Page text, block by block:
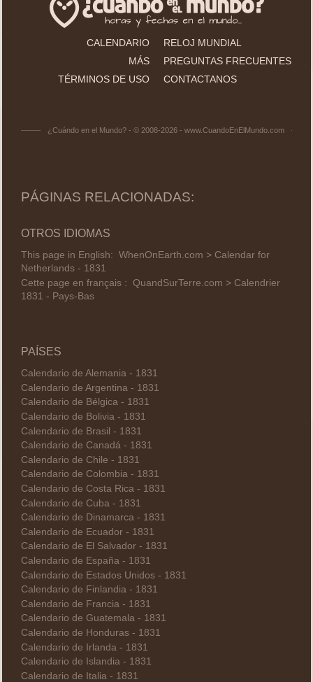
CALENDARIO
RELOJ MUNDIAL
MÁS
PREGUNTAS FRECUENTES
TÉRMINOS DE USO
CONTACTANOS
¿Cuándo en el Mundo? - © 2008-2026 - www.CuandoEnElMundo.com
PÁGINAS RELACIONADAS:
OTROS IDIOMAS
This page in English: WhenOnEarth.com > Calendar for
Netherlands - 1831
Cette page en français : QuandSurTerre.com > Calendrier
1831 - Pays-Bas
PAÍSES
Calendario de Alemania - 1831
Calendario de Argentina - 1831
Calendario de Bélgica - 1831
Calendario de Bolivia - 1831
Calendario de Brasil - 1831
Calendario de Canadá - 1831
Calendario de Chile - 1831
Calendario de Colombia - 1831
Calendario de Costa Rica - 1831
Calendario de Cuba - 1831
Calendario de Dinamarca - 1831
Calendario de Ecuador - 1831
Calendario de El Salvador - 1831
Calendario de España - 1831
Calendario de Estados Unidos - 1831
Calendario de Finlandia - 1831
Calendario de Francia - 1831
Calendario de Guatemala - 1831
Calendario de Honduras - 1831
Calendario de Irlanda - 1831
Calendario de Islandia - 1831
Calendario de Italia - 1831